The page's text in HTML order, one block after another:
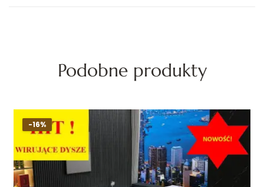
Podobne produkty
-16%